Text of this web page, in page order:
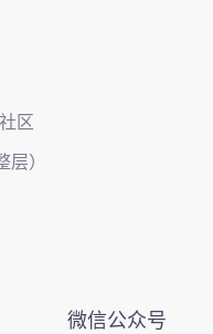
区
）
微信公众号